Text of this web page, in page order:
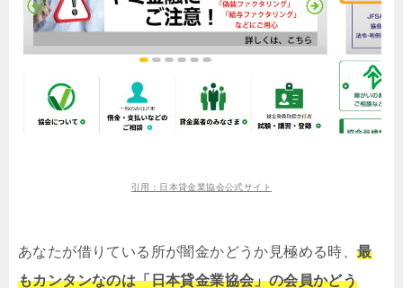
引用：日本貸金業協会公式サイト
あなたが借りている所が闇金かどうか見極める時、最
もカンタンなのは「日本貸金業協会」の会員かどう